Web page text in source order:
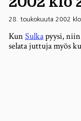
28. toukokuuta 2002
Kun Sulkapyysi,
selata juttuja myös